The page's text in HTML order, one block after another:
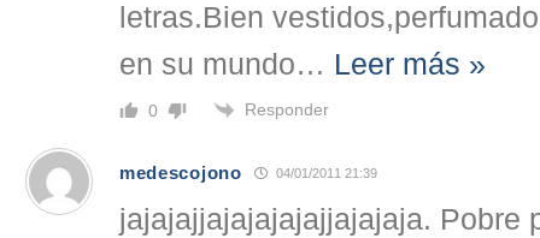
letras.Bien
en su mundo… Leer más »
0 Responder
medescojono 04/01/2011 21:39
jajajajjajajajajajjajajaja. Pobre